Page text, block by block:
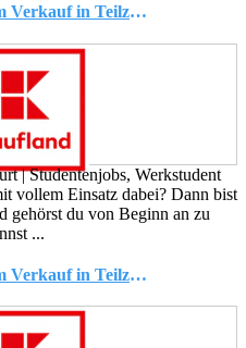
Aushilfe / Studentenjob im Verkauf in Teilzeit (m/w/d)
| Studentenjobs, Werkstudent
vollem Einsatz dabei? Dann bist
gehörst du von Beginn an zu
...
Aushilfe / Studentenjob im Verkauf in Teilzeit (m/w/d)